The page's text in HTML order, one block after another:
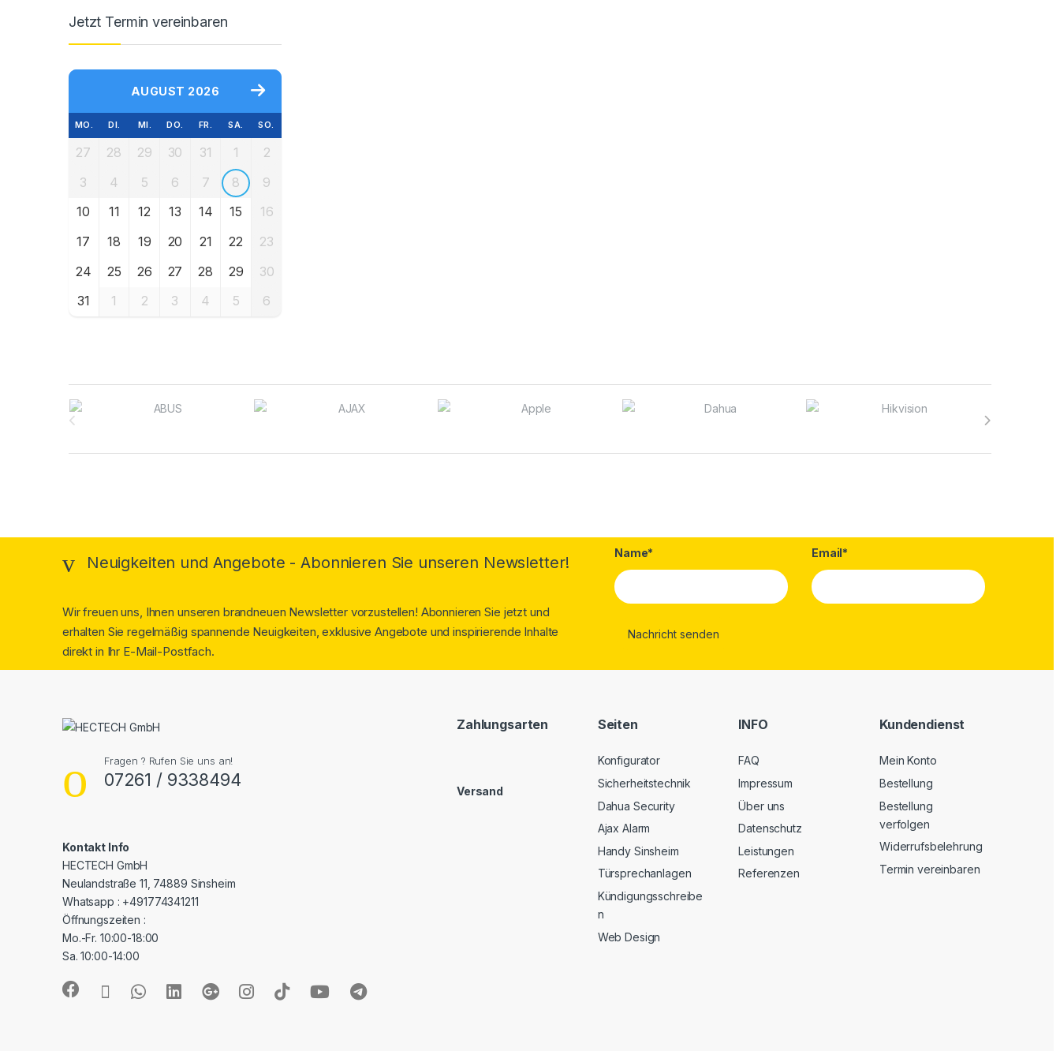
Jetzt Termin vereinbaren
AUGUST 2026
MO. DI. MI. DO. FR. SA. SO.
27 28 29 30 31 1
2
3
4 5 6 7 8
9
10
11 12 13 14 15
16
17
18 19 20 21 22
23
24
25 26 27 28 29
30
31
1 2 3 4 5 6
Brands Carousel
Neuigkeiten und Angebote - Abonnieren Sie unseren Newsletter!
Wir freuen uns, Ihnen unseren brandneuen Newsletter vorzustellen! Abonnieren Sie jetzt und
erhalten Sie regelmäßig spannende Neuigkeiten, exklusive Angebote und inspirierende Inhalte
direkt in Ihr E-Mail-Postfach.
Name* Email*
Fragen ? Rufen Sie uns an!
07261 / 9338494
Kontakt Info
HECTECH GmbH
Neulandstraße 11, 74889 Sinsheim
Whatsapp : +491774341211
Öffnungszeiten :
Mo.-Fr. 10:00-18:00
Sa. 10:00-14:00
Zahlungsarten
Versand
Seiten
Konfigurator
Sicherheitstechnik
Dahua Security
Ajax Alarm
Handy Sinsheim
Türsprechanlagen
Kündigungsschreibe
n
Web Design
INFO
FAQ
Impressum
Über uns
Datenschutz
Leistungen
Referenzen
Kundendienst
Mein Konto
Bestellung
Bestellung
verfolgen
Widerrufsbelehrung
Termin vereinbaren